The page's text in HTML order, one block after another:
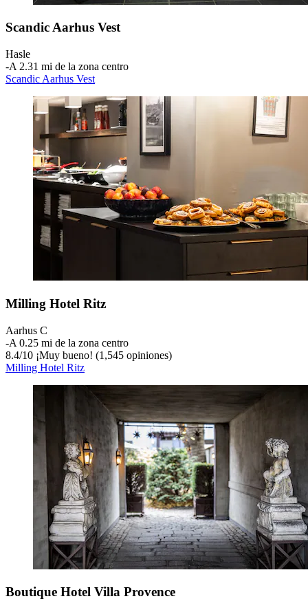
Scandic Aarhus Vest
Hasle
‐A 2.31 mi de la zona centro
Scandic Aarhus Vest
Milling Hotel Ritz
Aarhus C
‐A 0.25 mi de la zona centro
8.4/10 ¡Muy bueno! (1,545 opiniones)
Milling Hotel Ritz
Boutique Hotel Villa Provence